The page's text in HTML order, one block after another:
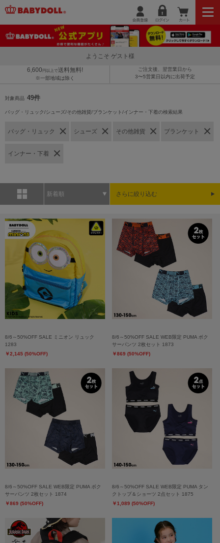
ようこそ ゲスト様
6,600 円以上で送料無料!
※一部地域は除く
ご注文後、翌営業日から
3〜5営業日以内に出荷予定
対象商品 49件
バッグ・リュック/シューズ/その他雑貨/ブランケット/インナー・下着の検索結果
バッグ・リュック シューズ その他雑貨 ブランケット
インナー・下着
新着順 さらに絞り込む
8/6～50%OFF SALE ミニオン リュック
1283
￥2,145 (50%OFF)
8/6～50%OFF SALE WEB限定 PUMA ボク
サーパンツ 2枚セット 1873
￥869 (50%OFF)
8/6～50%OFF SALE WEB限定 PUMA ボク
サーパンツ 2枚セット 1874
￥869 (50%OFF)
8/6～50%OFF SALE WEB限定 PUMA タン
クトップ＆ショーツ 2点セット 1875
￥1,089 (50%OFF)